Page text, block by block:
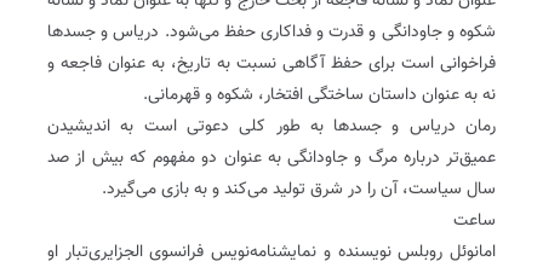
شکوه و جاودانگی و قدرت و فداکاری حفظ می‌شود. دریاس و جسدها
فراخوانی است برای حفظ آگاهی نسبت به تاریخ‌، به عنوان فاجعه و
نه به عنوان داستان ساختگی افتخار، شکوه و قهرمانی.
رمان دریاس و جسدها به طور کلی دعوتی است به اندیشیدن
عمیق‌تر درباره مرگ و جاودانگی به عنوان دو مفهوم که بیش از صد
سال سیاست، آن را در شرق تولید می‌کند و به بازی می‌گیرد.
ساعت
امانوئل روبلس نویسنده و نمایشنامه‌نویس فرانسوی الجزایری‌تبار او